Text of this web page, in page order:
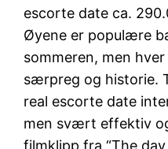
escorte date ca.
Øyene er populære
sommeren, men
særpreg og historie.
real escorte date
men svært effektiv
filmklipp fra “The